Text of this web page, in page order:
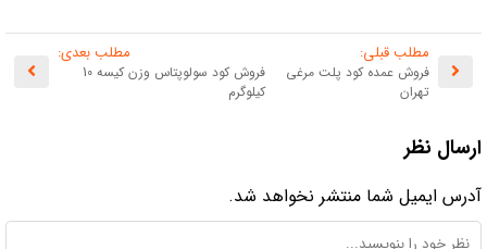
مطلب قبلی:
فروش عمده کود پلت مرغی
تهران
مطلب بعدی:
فروش کود سولوپتاس وزن کیسه 10
کیلوگرم
ارسال نظر
آدرس ایمیل شما منتشر نخواهد شد.